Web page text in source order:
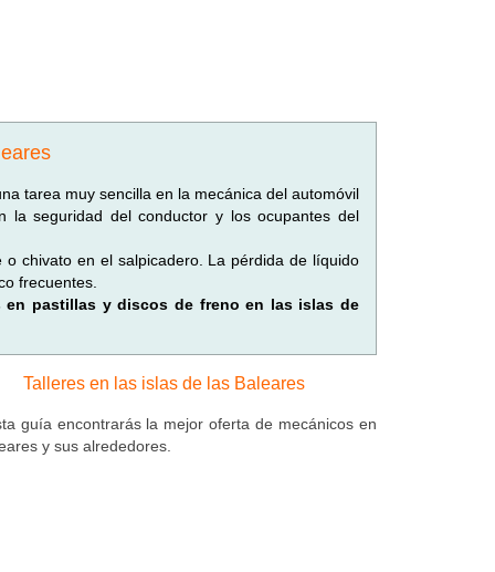
tarea muy sencilla en la mecánica del automóvil
la seguridad del conductor y los ocupantes del
chivato en el salpicadero. La pérdida de líquido
frecuentes.
en pastillas y discos de freno en las islas de
Talleres en las islas de las Baleares
guía encontrarás la mejor oferta de mecánicos en
y sus alrededores.